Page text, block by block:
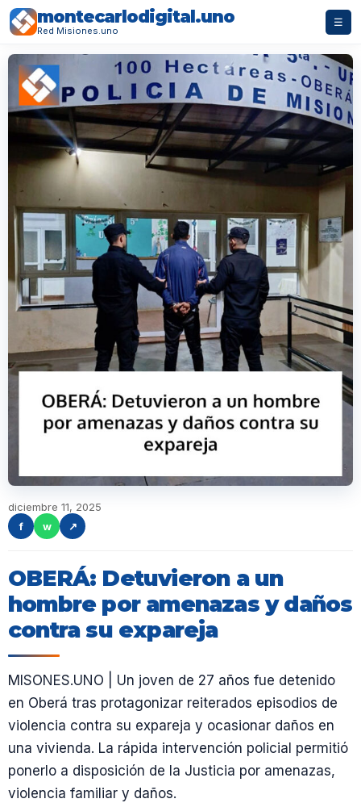
montecarlodigital.uno
Red Misiones.uno
☰
diciembre 11, 2025
f
w ↗
OBERÁ: Detuvieron a un
hombre por amenazas y daños
contra su expareja
MISONES.UNO | Un joven de 27 años fue detenido
en Oberá tras protagonizar reiterados episodios de
violencia contra su expareja y ocasionar daños en
una vivienda. La rápida intervención policial permitió
ponerlo a disposición de la Justicia por amenazas,
violencia familiar y daños.